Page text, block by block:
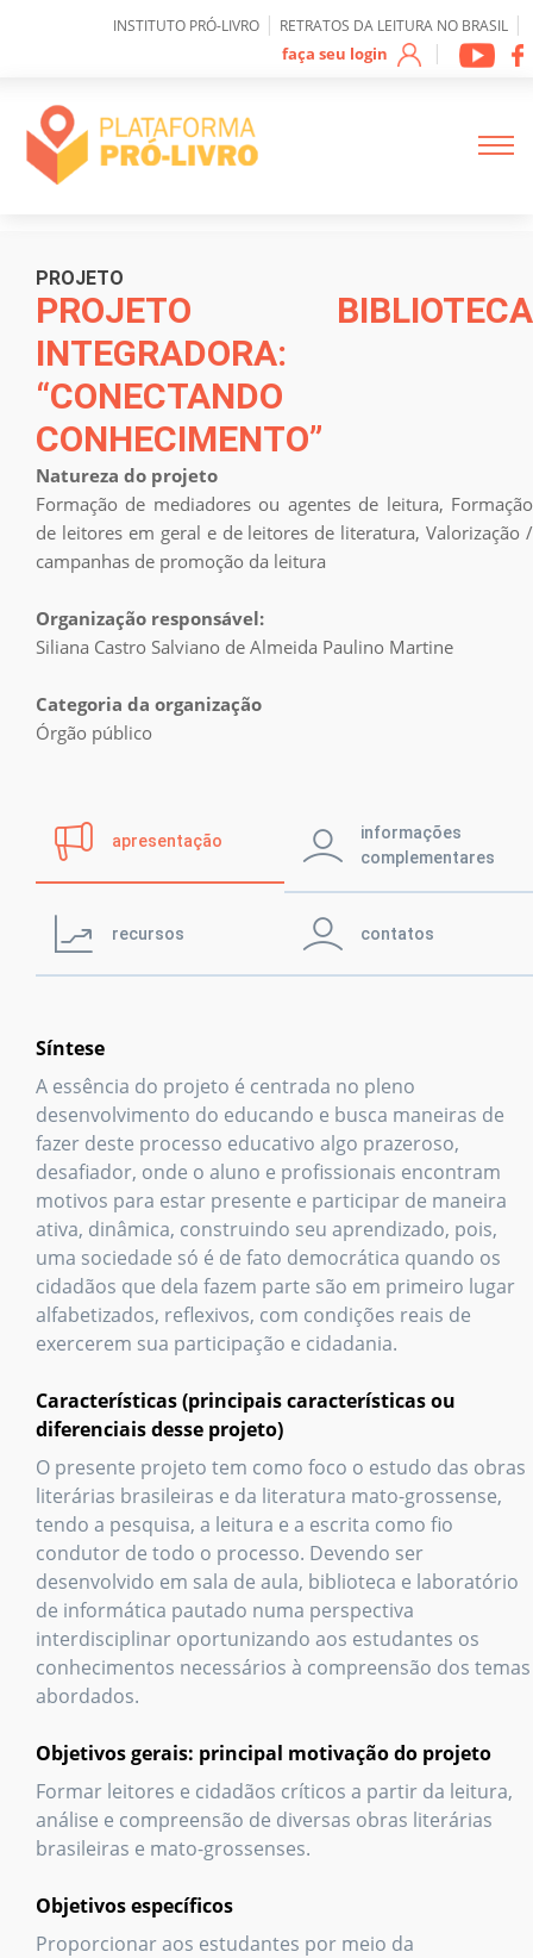
INSTITUTO PRÓ-LIVRO | RETRATOS DA LEITURA NO BRASIL |
faça seu login |
Sobre IPL
Como funciona a
plataforma
Mapeamento de
Projetos
Prêmio IPL
Notícias
Retratos da
leitura no Brasil
PROJETO
PROJETO BIBLIOTECA
INTEGRADORA:
“CONECTANDO
CONHECIMENTO”
Natureza do projeto
Formação de mediadores ou agentes de leitura, Formação
de leitores em geral e de leitores de literatura, Valorização /
campanhas de promoção da leitura
Organização responsável:
Siliana Castro Salviano de Almeida Paulino Martine
Categoria da organização
Órgão público
apresentação
informações
complementares
recursos contatos
Síntese
A essência do projeto é centrada no pleno
desenvolvimento do educando e busca maneiras de
fazer deste processo educativo algo prazeroso,
desafiador, onde o aluno e profissionais encontram
motivos para estar presente e participar de maneira
ativa, dinâmica, construindo seu aprendizado, pois,
uma sociedade só é de fato democrática quando os
cidadãos que dela fazem parte são em primeiro lugar
alfabetizados, reflexivos, com condições reais de
exercerem sua participação e cidadania.
Características (principais características ou
diferenciais desse projeto)
O presente projeto tem como foco o estudo das obras
literárias brasileiras e da literatura mato-grossense,
tendo a pesquisa, a leitura e a escrita como fio
condutor de todo o processo. Devendo ser
desenvolvido em sala de aula, biblioteca e laboratório
de informática pautado numa perspectiva
interdisciplinar oportunizando aos estudantes os
conhecimentos necessários à compreensão dos temas
abordados.
Objetivos gerais: principal motivação do projeto
Formar leitores e cidadãos críticos a partir da leitura,
análise e compreensão de diversas obras literárias
brasileiras e mato-grossenses.
Objetivos específicos
Proporcionar aos estudantes por meio da